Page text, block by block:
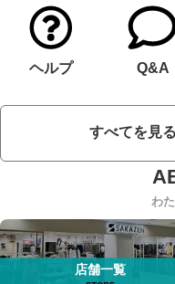
ヘルプ Q&A
すべてを見る
わ
店舗一覧